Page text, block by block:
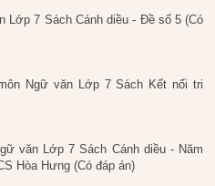
Lớp 7 Sách Cánh diều - Đề số 5 (Có
Ngữ văn Lớp 7 Sách Kết nối tri
văn Lớp 7 Sách Cánh diều - Năm
Hòa Hưng (Có đáp án)